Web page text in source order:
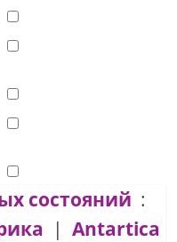
состояний :
| Antartica